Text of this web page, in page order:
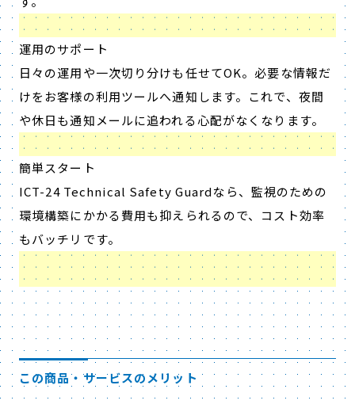
運用のサポート
日々の運用や一次切り分けも任せてOK。必要な情報だ
けをお客様の利用ツールへ通知します。これで、夜間
や休日も通知メールに追われる心配がなくなります。
簡単スタート
ICT-24 Technical Safety Guardなら、監視のための
環境構築にかかる費用も抑えられるので、コスト効率
もバッチリです。
この商品・サービスのメリット